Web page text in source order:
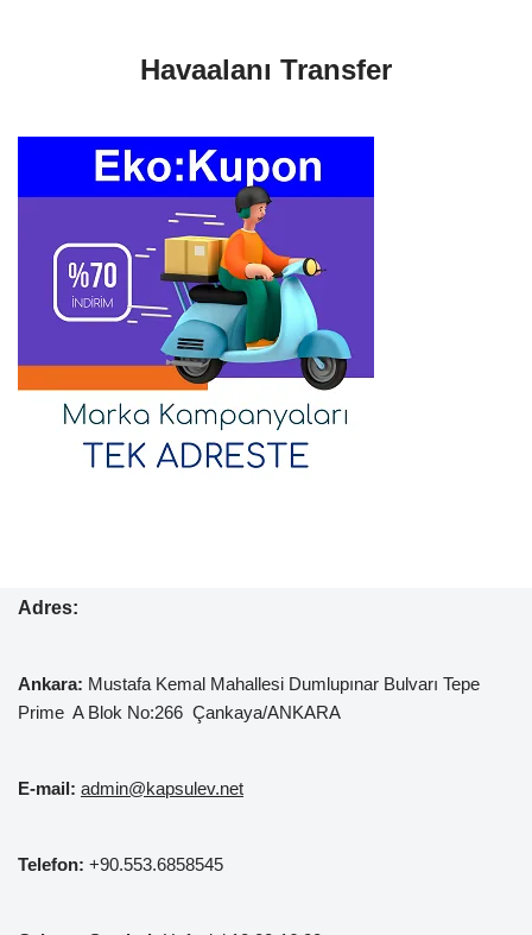
Havaalanı Transfer
Adres:
Ankara: Mustafa Kemal Mahallesi Dumlupınar Bulvarı Tepe
Prime A Blok No:266 Çankaya/ANKARA
E-mail: admin@kapsulev.net
Telefon: +90.553.6858545